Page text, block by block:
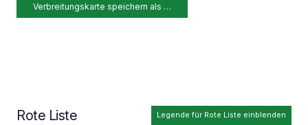
Verbreitungskarte speichern als …
Legende für Rote Liste einblenden
Rote Liste